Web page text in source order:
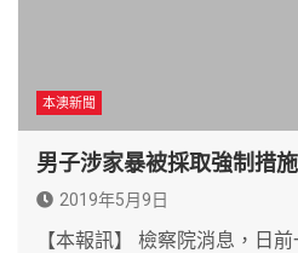
本澳新聞
男子涉家暴被採取強制措施
2019年5月9日
【本報訊】 檢察院消息，日